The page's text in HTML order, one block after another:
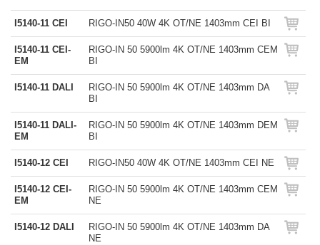
I5140-11 CEI RIGO-IN50 40W 4K OT/NE 1403mm CEI BI
I5140-11 CEI-
EM
RIGO-IN 50 5900lm 4K OT/NE 1403mm CEM
BI
I5140-11 DALI
RIGO-IN 50 5900lm 4K OT/NE 1403mm DA
BI
I5140-11 DALI-
EM
RIGO-IN 50 5900lm 4K OT/NE 1403mm DEM
BI
I5140-12 CEI RIGO-IN50 40W 4K OT/NE 1403mm CEI NE
I5140-12 CEI-
EM
RIGO-IN 50 5900lm 4K OT/NE 1403mm CEM
NE
I5140-12 DALI
RIGO-IN 50 5900lm 4K OT/NE 1403mm DA
NE